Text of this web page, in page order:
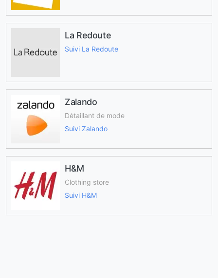
La Redoute
Suivi La Redoute
Zalando
Détaillant de mode
Suivi Zalando
H&M
Clothing store
Suivi H&M